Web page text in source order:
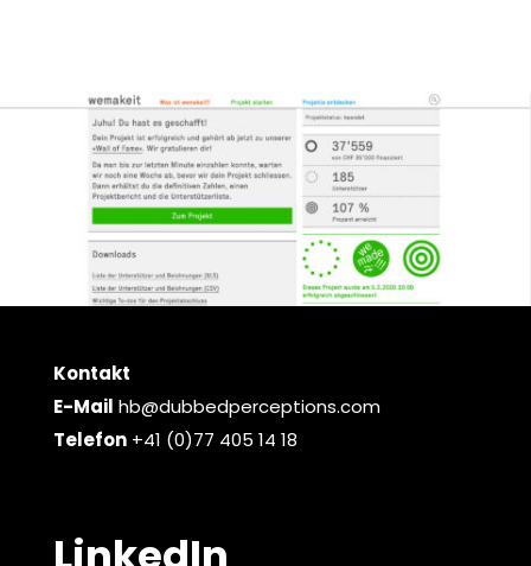
Kontakt
E-Mail hb@dubbedperceptions.com
Telefon+41 (0)77 405 14 18